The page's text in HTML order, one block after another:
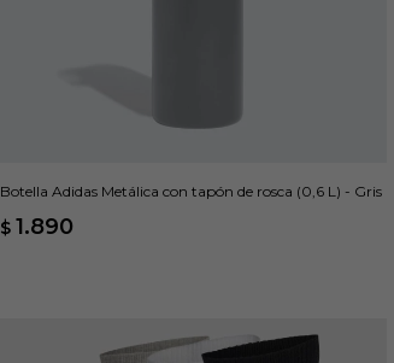
Botella Adidas Metálica con tapón de rosca (0,6 L) - Gris
$ 1.890